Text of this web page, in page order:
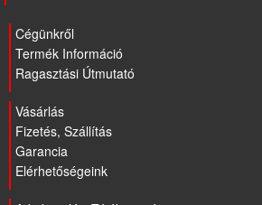
Cégünkről
Termék Információ
Ragasztási Útmutató
Vásárlás
Fizetés, Szállítás
Garancia
Elérhetőségeink